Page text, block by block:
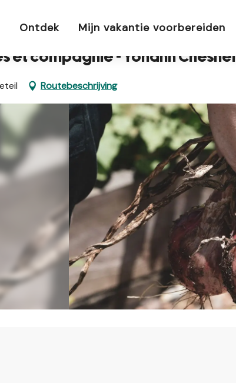
Ontdek Mijn vakantie voorbereiden
et compagnie - Yohann Chesnel
Routebeschrijving